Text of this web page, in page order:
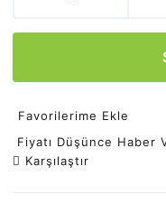
Favorilerime Ekle
Fiyatı Düşünce Haber
Karşılaştır